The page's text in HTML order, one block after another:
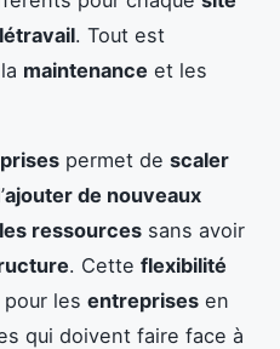
. Tout est
maintenance et les
permet de scaler
ajouter de nouveaux
ressources sans avoir
. Cette flexibilité
les entreprises en
qui doivent faire face à